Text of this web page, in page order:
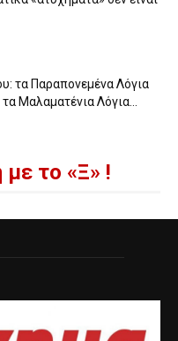
τα Παραπονεμένα Λόγια
Μαλαματένια Λόγια...
το «Ξ» !